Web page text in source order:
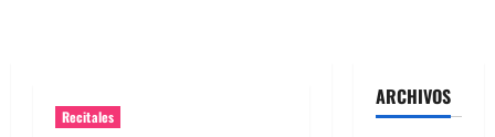
Recitales
ARCHIVOS